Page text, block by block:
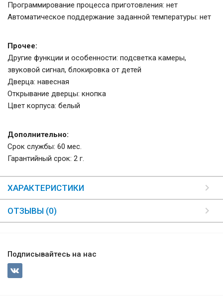
Программирование процесса приготовления: нет
Автоматическое поддержание заданной температуры: нет
Прочее:
Другие функции и особенности: подсветка камеры,
звуковой сигнал, блокировка от детей
Дверца: навесная
Открывание дверцы: кнопка
Цвет корпуса: белый
Дополнительно:
Срок службы: 60 мес.
Гарантийный срок: 2 г.
ХАРАКТЕРИСТИКИ
ОТЗЫВЫ (0)
Подписывайтесь на нас